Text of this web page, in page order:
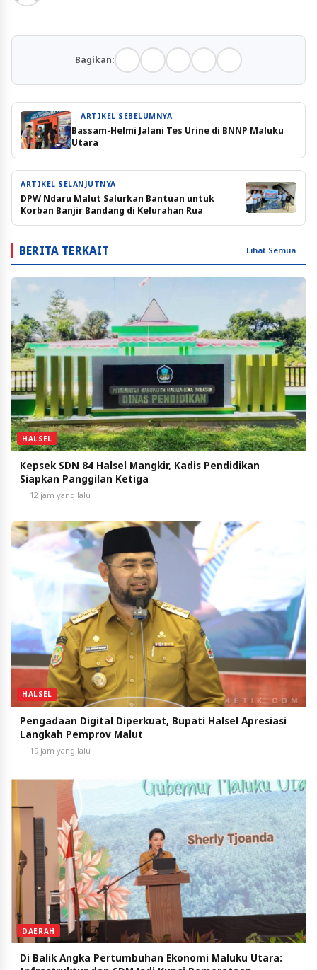
Bagikan:
ARTIKEL SEBELUMNYA
Bassam-Helmi Jalani Tes Urine di BNNP Maluku
Utara
ARTIKEL SELANJUTNYA
DPW Ndaru Malut Salurkan Bantuan untuk
Korban Banjir Bandang di Kelurahan Rua
BERITA TERKAIT Lihat Semua
HALSEL
Kepsek SDN 84 Halsel Mangkir, Kadis Pendidikan
Siapkan Panggilan Ketiga
12 jam yang lalu
HALSEL
Pengadaan Digital Diperkuat, Bupati Halsel Apresiasi
Langkah Pemprov Malut
19 jam yang lalu
DAERAH
Di Balik Angka Pertumbuhan Ekonomi Maluku Utara: